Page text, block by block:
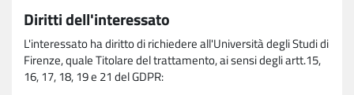
Diritti dell'interessato
L'interessato ha diritto di richiedere all'Università degli Studi di
Firenze, quale Titolare del trattamento, ai sensi degli artt.15,
16, 17, 18, 19 e 21 del GDPR: